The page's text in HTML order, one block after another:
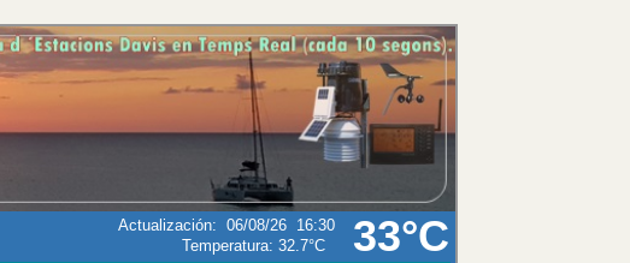
33°C
Actualización: 06/08/26 16:30
Temperatura: 32.7°C